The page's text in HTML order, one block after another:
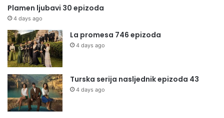
Plamen ljubavi 30 epizoda
4 days ago
La promesa 746 epizoda
4 days ago
Turska serija nasljednik epizoda 43
4 days ago